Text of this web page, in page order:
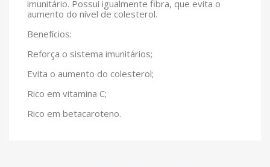
imunitário. Possui igualmente fibra, que evita o
aumento do nível de colesterol.
Benefícios:
Reforça o sistema imunitários;
Evita o aumento do colesterol;
Rico em vitamina C;
Rico em betacaroteno.